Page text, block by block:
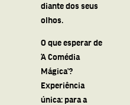
diante dos seus
olhos.
O que esperar de
‘A Comédia
Mágica’?
Experiência
única: para a